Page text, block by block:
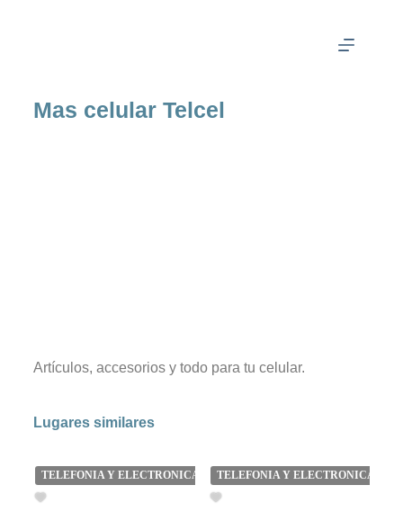
Mas celular Telcel
Artículos, accesorios y todo para tu celular.
Lugares similares
TELEFONIA Y ELECTRONICA TELEFONIA Y ELECTRONICA